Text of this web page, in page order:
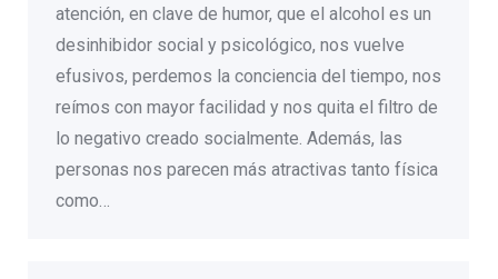
atención, en clave de humor, que el alcohol es un
desinhibidor social y psicológico, nos vuelve
efusivos, perdemos la conciencia del tiempo, nos
reímos con mayor facilidad y nos quita el filtro de
lo negativo creado socialmente. Además, las
personas nos parecen más atractivas tanto física
como…